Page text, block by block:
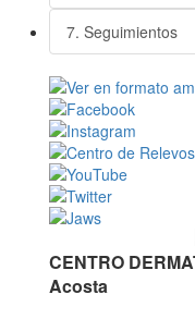
7. Seguimientos
CENTRO
Acosta